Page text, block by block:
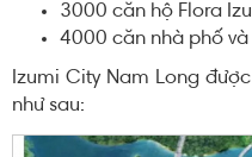
3000 căn hộ Flora
4000 căn nhà phố và
Izumi City Nam Long
như sau: